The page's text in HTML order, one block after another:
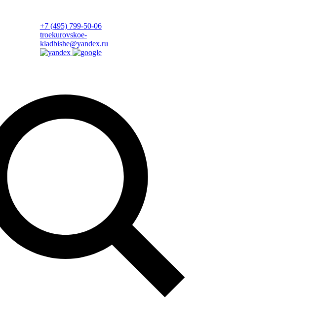
+7 (495) 799-50-06
troekurovskoe-
kladbishe@yandex.ru